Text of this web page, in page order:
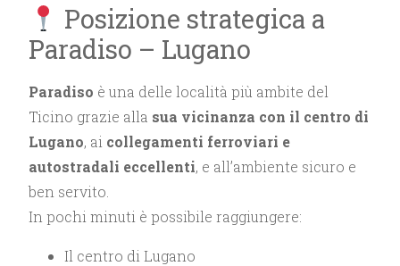
Posizione strategica a
Paradiso – Lugano
Paradiso è una delle località più ambite del
Ticino grazie alla sua vicinanza con il centro di
Lugano, ai collegamenti ferroviari e
autostradali eccellenti, e all’ambiente sicuro e
ben servito.
In pochi minuti è possibile raggiungere:
Il centro di Lugano